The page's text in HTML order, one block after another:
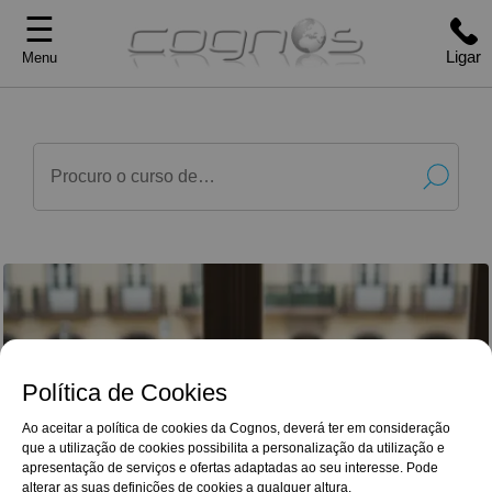
Política de Cookies
Ao aceitar a política de cookies da Cognos, deverá ter em consideração
que a utilização de cookies possibilita a personalização da utilização e
apresentação de serviços e ofertas adaptadas ao seu interesse. Pode
alterar as suas definições de cookies a qualquer altura.
☰
Menu Ligar
Google Reviews
4,9/5
Para além do enriquecimento e aprofundamento